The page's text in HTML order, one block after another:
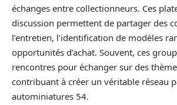
échanges entre collectionneurs. Ces
discussion permettent de partager des
l’entretien, l’identification de modèles
opportunités d’achat. Souvent, ces
rencontres pour échanger sur des
contribuant à créer un véritable réseau
autominiatures 54.